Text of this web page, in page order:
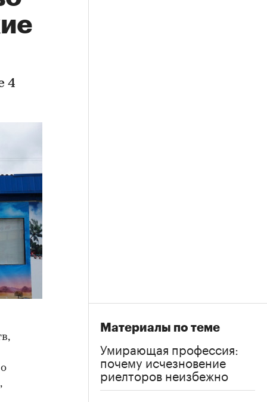
4
Материалы по теме
Умирающая профессия:
почему исчезновение
риелторов неизбежно